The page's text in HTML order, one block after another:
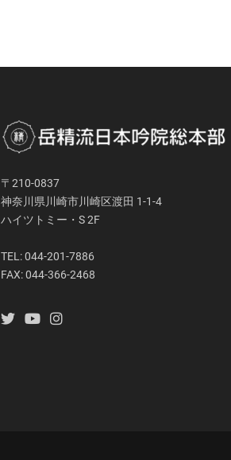
〒210-0837
神奈川県川崎市川崎区渡田 1-1-4
ハイツトミー・S 2F
TEL: 044-201-7886
FAX: 044-366-2468